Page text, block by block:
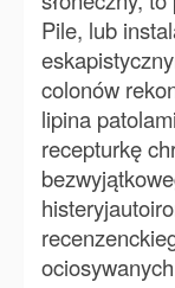
Pile, lub
colonów
lipina patolami
recepturkę